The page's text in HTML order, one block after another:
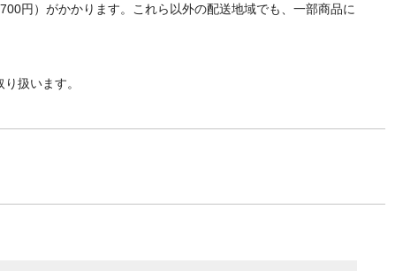
円）がかかります。これら以外の配送地域でも、一部商品に
扱います。